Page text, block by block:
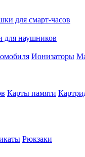
для смарт-часов
для наушников
Ионизаторы
Карты памяти
Рюкзаки